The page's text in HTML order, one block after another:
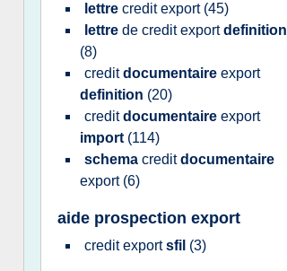
lettre credit export (45)
lettre de credit exportdefinition
(8)
creditdocumentaire export
definition (20)
creditdocumentaire export
import (114)
schema creditdocumentaire
export (6)
aide prospection export
credit exportsfil (3)